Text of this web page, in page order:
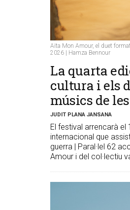
Aïta Mon Amour, el duet
2026 | Hamza Bennour
La quarta
cultura i els
músics de
JUDIT PLANA JANSANA
El festival arrencarà el
internacional que
guerra | Paral·lel 62
Amour i del col·lectiu